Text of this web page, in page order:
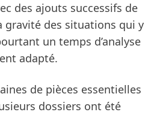
des ajouts successifs de
gravité des situations qui y
un temps d’analyse
adapté.
de pièces essentielles
dossiers ont été